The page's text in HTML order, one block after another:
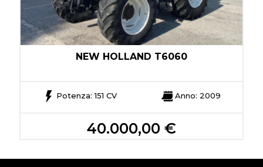
NEW HOLLAND T6060
Potenza: 151 CV Anno: 2009
40.000,00 €